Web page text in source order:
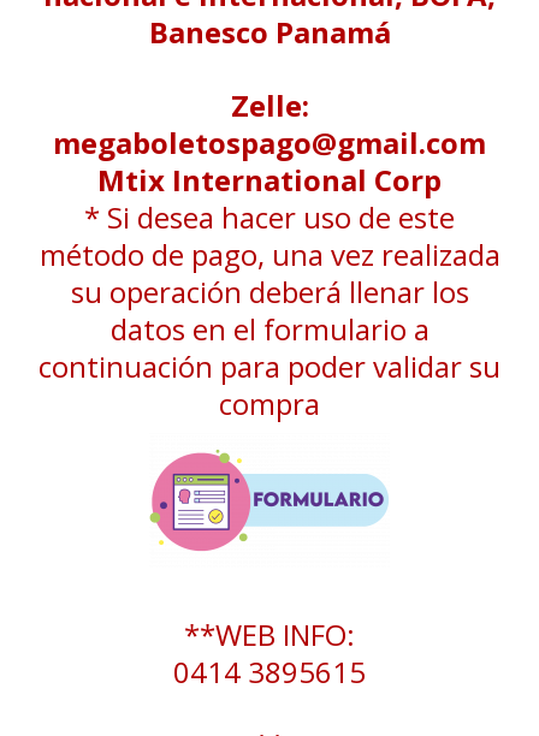
Banesco Panamá
Zelle:
megaboletospago@gmail.com
Mtix International Corp
* Si desea hacer uso de este
método de pago, una vez realizada
su operación deberá llenar los
datos en el formulario a
continuación para poder validar su
compra
**WEB INFO:
0414 3895615